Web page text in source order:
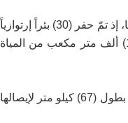
تمّ إنشاء محطة علوك لتجميع وضخ المياه في العام 2010، وذلك بعد شحّ مصادر مياه الشرب في الحسكة وأريافها، إذ تمّ حفر (30) بئراً إرتوازياً
بالقرب من قرية “علوك شرقي” (10 كم شرقي مدينة رأس العين/سري كانييه) باستطاعة ضخ تبلغ حوالي (175) ألف متر مكعب من المياة
وتضم المحطة خزان مياه تبلغ سعته (25) ألف متر مكعب، و (12) مضخة كبيرة، تقوم بضخّ المياه عبر خطوط نقل بطول (67) كيلو متر لإيصالها